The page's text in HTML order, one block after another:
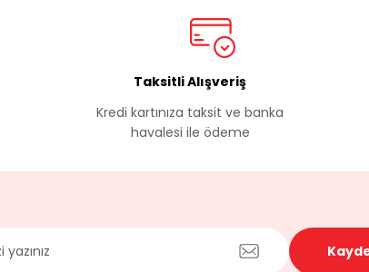
Taksitli Alışveriş
Kredi kartınıza taksit ve banka
havalesi ile ödeme